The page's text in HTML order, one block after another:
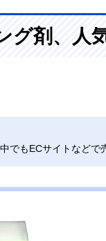
グ剤、人
でもECサイトなどで